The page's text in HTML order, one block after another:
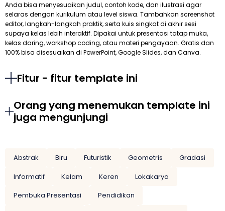
Anda bisa menyesuaikan judul, contoh kode, dan ilustrasi agar
selaras dengan kurikulum atau level siswa. Tambahkan screenshot
editor, langkah-langkah praktik, serta kuis singkat di akhir sesi
supaya kelas lebih interaktif. Dipakai untuk presentasi tatap muka,
kelas daring, workshop coding, atau materi pengayaan. Gratis dan
100% bisa disesuaikan di PowerPoint, Google Slides, dan Canva.
Fitur - fitur template ini
Orang yang menemukan template ini
juga mengunjungi
Abstrak Biru Futuristik Geometris
Gradasi
Informatif
Kelam Keren
Lokakarya
Pembuka Presentasi
Pendidikan